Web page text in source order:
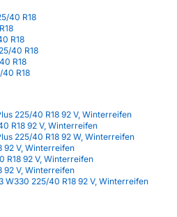
40 R18
R18
40 R18
R18
R18
225/40 R18 92 V, Winterreifen
R18 92 V, Winterreifen
225/40 R18 92 W, Winterreifen
92 V, Winterreifen
R18 92 V, Winterreifen
92 V, Winterreifen
W330 225/40 R18 92 V, Winterreifen